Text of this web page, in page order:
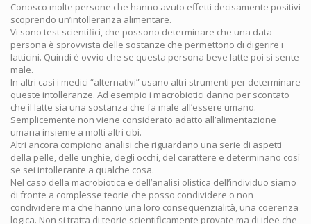
Conosco molte persone che hanno avuto effetti decisamente positivi
scoprendo un’intolleranza alimentare.
Vi sono test scientifici, che possono determinare che una data
persona è sprovvista delle sostanze che permettono di digerire i
latticini. Quindi è ovvio che se questa persona beve latte poi si sente
male.
In altri casi i medici “alternativi” usano altri strumenti per determinare
queste intolleranze. Ad esempio i macrobiotici danno per scontato
che il latte sia una sostanza che fa male all’essere umano.
Semplicemente non viene considerato adatto all’alimentazione
umana insieme a molti altri cibi.
Altri ancora compiono analisi che riguardano una serie di aspetti
della pelle, delle unghie, degli occhi, del carattere e determinano così
se sei intollerante a qualche cosa.
Nel caso della macrobiotica e dell’analisi olistica dell’individuo siamo
di fronte a complesse teorie che posso condividere o non
condividere ma che hanno una loro consequenzialità, una coerenza
logica. Non si tratta di teorie scientificamente provate ma di idee che